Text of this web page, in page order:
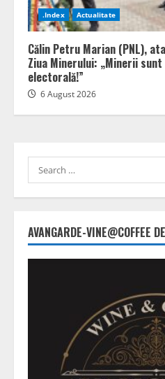
.Index Actualitate
Călin Petru Marian (PNL),
Ziua Minerului: „Minerii
electorală!”
6 August 2026
Search
for:
AVANGARDE-VINE@COFFEE